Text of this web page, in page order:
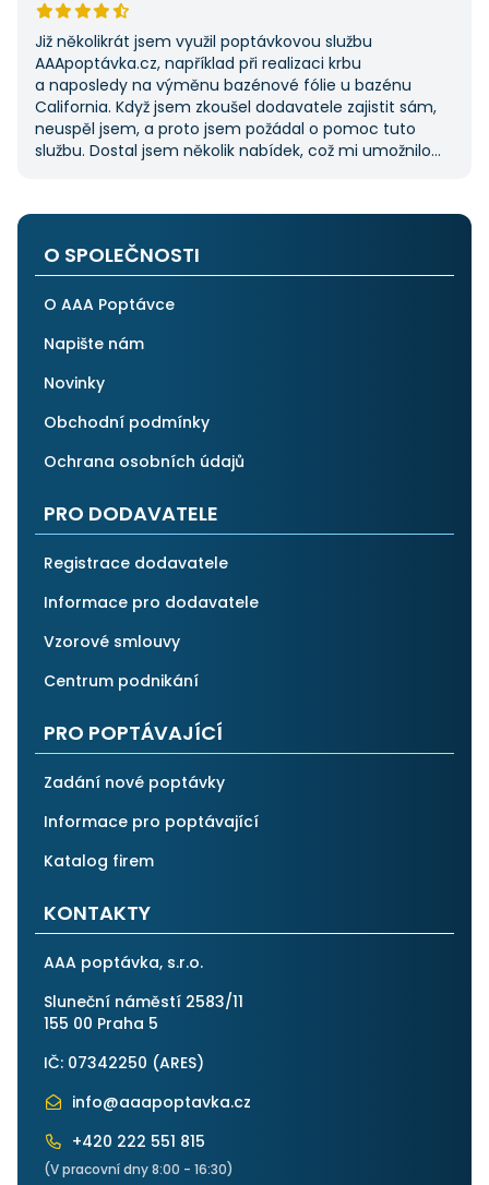
Již několikrát jsem využil poptávkovou službu
AAApoptávka.cz, například při realizaci krbu
a naposledy na výměnu bazénové fólie u bazénu
California. Když jsem zkoušel dodavatele zajistit sám,
neuspěl jsem, a proto jsem požádal o pomoc tuto
službu. Dostal jsem několik nabídek, což mi umožnilo
i ostatním.
O SPOLEČNOSTI
O AAA Poptávce
Napište nám
Novinky
Obchodní podmínky
Ochrana osobních údajů
PRO DODAVATELE
Registrace dodavatele
Informace pro dodavatele
Vzorové smlouvy
Centrum podnikání
PRO POPTÁVAJÍCÍ
Zadání nové poptávky
Informace pro poptávající
Katalog firem
KONTAKTY
AAA poptávka, s.r.o.
Sluneční náměstí 2583/11
155 00 Praha 5
IČ: 07342250 (ARES)
info@aaapoptavka.cz
+420 222 551 815
(V pracovní dny 8:00 - 16:30)